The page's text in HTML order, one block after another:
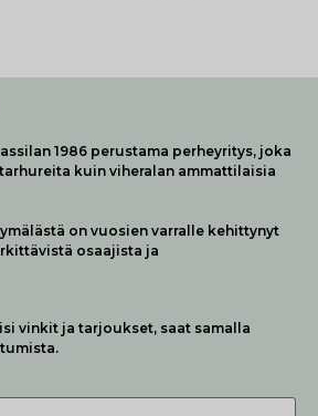
1986 perustama perheyritys, joka
kuin viheralan ammattilaisia
on vuosien varralle kehittynyt
osaajista ja
vinkit ja tarjoukset, saat samalla